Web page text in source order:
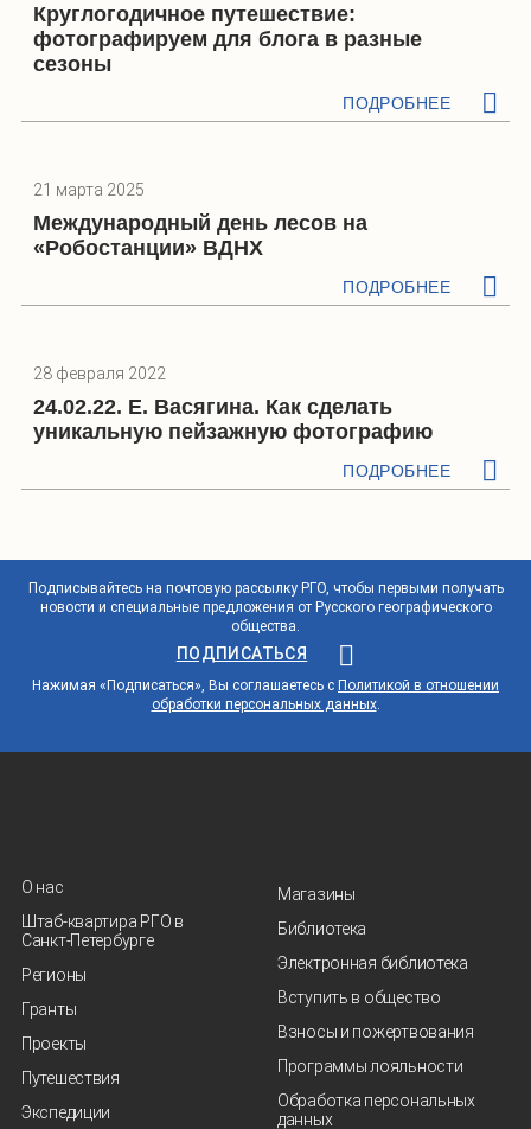
Круглогодичное путешествие:
фотографируем для блога в разные
сезоны
ПОДРОБНЕЕ
21 марта 2025
Международный день лесов на
«Робостанции» ВДНХ
ПОДРОБНЕЕ
28 февраля 2022
24.02.22. Е. Васягина. Как сделать
уникальную пейзажную фотографию
ПОДРОБНЕЕ
Подписывайтесь на почтовую рассылку РГО, чтобы первыми получать
новости и специальные предложения от Русского географического
общества.
ПОДПИСАТЬСЯ
Нажимая «Подписаться», Вы соглашаетесь с Политикой в отношении
обработки персональных данных.
О нас
Штаб-квартира РГО в
Санкт‑Петербурге
Регионы
Гранты
Проекты
Путешествия
Экспедиции
Магазины
Библиотека
Электронная библиотека
Вступить в общество
Взносы и пожертвования
Программы лояльности
Обработка персональных
данных